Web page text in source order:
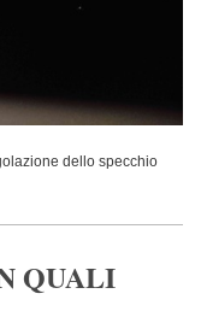
dello specchio
QUALI